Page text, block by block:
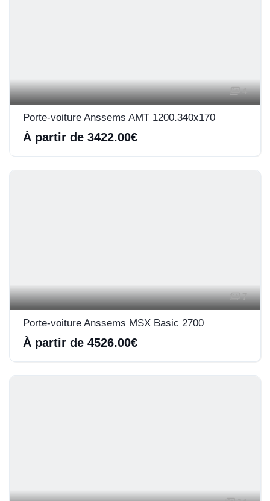
4
Porte-voiture Anssems AMT 1200.340x170
À partir de 3422.00€
7
Porte-voiture Anssems MSX Basic 2700
À partir de 4526.00€